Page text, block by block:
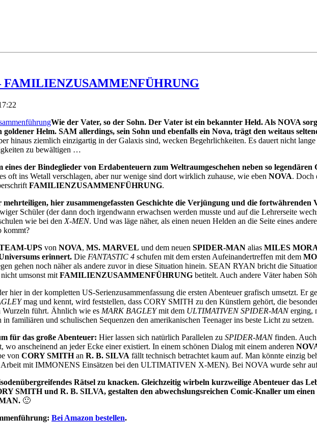
FAMILIENZUSAMMENFÜHRUNG
Wie der Vater, so der Sohn. Der Vater ist ein bekannter Held. Als NOVA
goldener Helm. SAM allerdings, sein Sohn und ebenfalls ein Nova, trägt den weitaus
hinaus ziemlich einzigartig in der Galaxis sind, wecken Begehrlichkeiten. Es dauert nicht
zu bewältigen …
der Bindeglieder von Erdabenteuern zum Weltraumgeschehen neben so legendären
oft ins Wetall verschlagen, aber nur wenige sind dort wirklich zuhause, wie eben NOVA. Doch
FAMILIENZUSAMMENFÜHRUNG.
hier zusammengefassten Geschichte die Verjüngung und die
Schüler (der dann doch irgendwann erwachsen werden musste und auf die Lehrerseite
wie bei den X-MEN. Und was läge näher, als einen neuen Helden an die Seite eines
kommt?
UPS von NOVA, MS. MARVEL und dem neuen SPIDER-MAN alias MILES
erinnert. Die FANTASTIC 4 schufen mit dem ersten Aufeinandertreffen mit dem
gehen noch näher als andere zuvor in diese Situation hinein. SEAN RYAN bricht die
umsonst mit FAMILIENZUSAMMENFÜHRUNG betitelt. Auch andere Väter haben
hier in der kompletten US-Serienzusammenfassung die ersten Abenteuer grafisch umsetzt.
mag und kennt, wird feststellen, dass CORY SMITH zu den Künstlern gehört, die
Wurzeln führt. Ähnlich wie es MARK BAGLEYmit dem ULTIMATIVEN SPIDER-MANerging,
familiären und schulischen Sequenzen den amerikanischen Teenager ins beste Licht zu setzen.
für das große Abenteuer: Hier lassen sich natürlich Parallelen zu SPIDER-MANfinden. Auch
anscheinend an jeder Ecke einer existiert. In einem schönen Dialog mit einem anderen
von CORY SMITHan R. B. SILVA fällt technisch betrachtet kaum auf. Man könnte einzig
mit IMMONENS Einsätzen bei den ULTIMATIVEN X-MEN). Bei NOVA wurde sehr
Rätsel zu knacken. Gleichzeitig wirbeln kurzweilige Abenteuer das
SMITH und R. B. SILVA, gestalten den abwechslungsreichen Comic-Knaller um
🙂
Bei Amazon bestellen.